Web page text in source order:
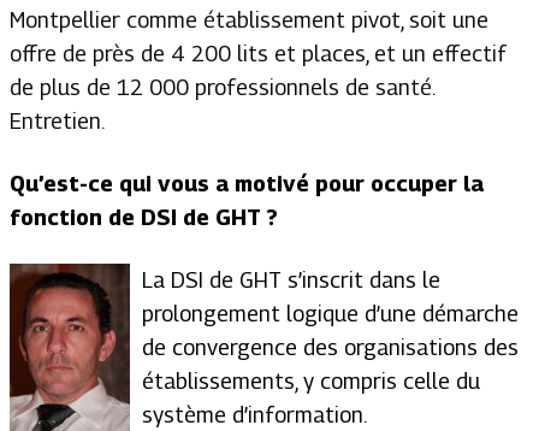
Montpellier comme établissement pivot, soit une
offre de près de 4 200 lits et places, et un effectif
de plus de 12 000 professionnels de santé.
Entretien.
Qu’est-ce qui vous a motivé pour occuper la
fonction de DSI de GHT ?
La DSI de GHT s’inscrit dans le
prolongement logique d’une démarche
de convergence des organisations des
établissements, y compris celle du
système d’information.